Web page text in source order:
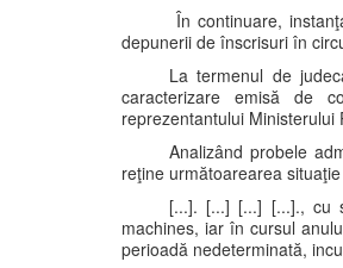
În continuare,
depunerii de înscrisuri în
La termenul de
caracterizare emisă de
reprezentantului
Analizând probele
reţine următoarearea
[...]. [...] [...] [...]., cu
machines, iar în cursul
perioadă nedeterminată,